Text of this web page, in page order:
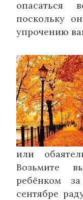
опасаться
поскольку
упрочению
или
Возьмите
ребёнком
сентябре